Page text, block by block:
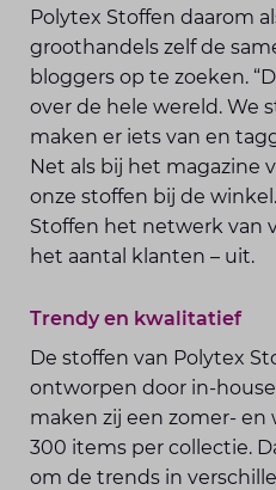
Polytex Stoffen daarom
groothandels zelf de
bloggers op te zoeken.
over de hele wereld. We
maken er iets van en
Net als bij het magazine
onze stoffen bij de
Stoffen het netwerk van
het aantal klanten – uit.
Trendy en kwalitatief
De stoffen van Polytex
ontworpen door in-
maken zij een zomer-
300 items per collectie.
om de trends in